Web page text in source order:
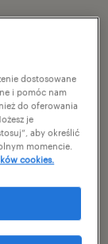
dostosowane
i pomóc nam
do oferowania
je
aby określić
momencie.
cookies.